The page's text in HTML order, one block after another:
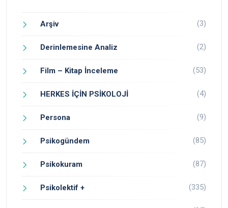
Arşiv (3)
Derinlemesine Analiz (2)
Film – Kitap İnceleme (53)
HERKES İÇİN PSİKOLOJİ (4)
Persona (9)
Psikogündem (85)
Psikokuram (87)
Psikolektif + (335)